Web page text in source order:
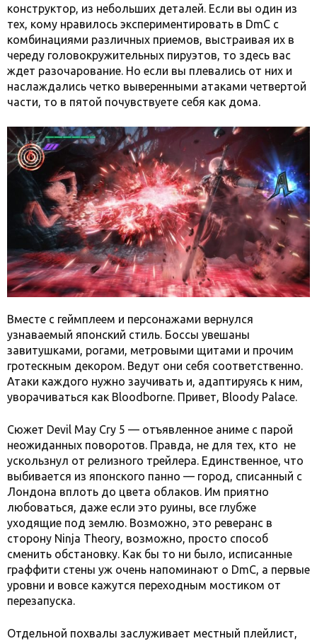
конструктор, из небольших деталей. Если вы один из
тех, кому нравилось экспериментировать в DmC с
комбинациями различных приемов, выстраивая их в
череду головокружительных пируэтов, то здесь вас
ждет разочарование. Но если вы плевались от них и
наслаждались четко выверенными атаками четвертой
части, то в пятой почувствуете себя как дома.
Вместе с геймплеем и персонажами вернулся
узнаваемый японский стиль. Боссы увешаны
завитушками, рогами, метровыми щитами и прочим
гротескным декором. Ведут они себя соответственно.
Атаки каждого нужно заучивать и, адаптируясь к ним,
уворачиваться как Bloodborne. Привет, Bloody Palace.
Сюжет Devil May Cry 5 — отъявленное аниме с парой
неожиданных поворотов. Правда, не для тех, кто не
ускользнул от релизного трейлера. Единственное, что
выбивается из японского панно — город, списанный с
Лондона вплоть до цвета облаков. Им приятно
любоваться, даже если это руины, все глубже
уходящие под землю. Возможно, это реверанс в
сторону Ninja Theory, возможно, просто способ
сменить обстановку. Как бы то ни было, исписанные
граффити стены уж очень напоминают о DmC, а первые
уровни и вовсе кажутся переходным мостиком от
перезапуска.
Отдельной похвалы заслуживает местный плейлист,